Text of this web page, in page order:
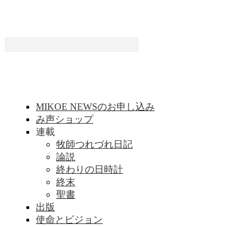
MIKOE NEWSのお申し込み
み声ショップ
連載
牧師つれづれ日記
論説
終わりの日時計
終末
聖書
出版
使命とビジョン